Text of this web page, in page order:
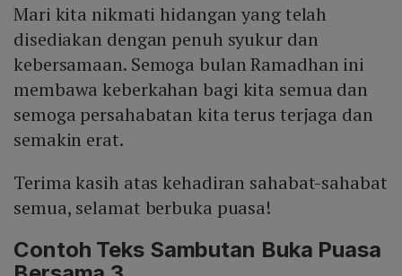
Mari kita nikmati hidangan yang telah
disediakan dengan penuh syukur dan
kebersamaan. Semoga bulan Ramadhan ini
membawa keberkahan bagi kita semua dan
semoga persahabatan kita terus terjaga dan
semakin erat.
Terima kasih atas kehadiran sahabat-sahabat
semua, selamat berbuka puasa!
Contoh Teks Sambutan Buka Puasa